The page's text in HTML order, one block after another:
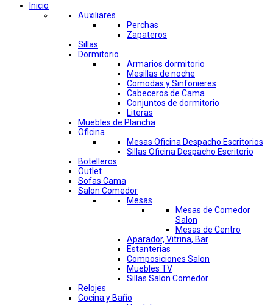
Inicio
Auxiliares
Perchas
Zapateros
Sillas
Dormitorio
Armarios dormitorio
Mesillas de noche
Comodas y Sinfonieres
Cabeceros de Cama
Conjuntos de dormitorio
Literas
Muebles de Plancha
Oficina
Mesas Oficina Despacho Escritorios
Sillas Oficina Despacho Escritorio
Botelleros
Outlet
Sofas Cama
Salon Comedor
Mesas
Mesas de Comedor
Salon
Mesas de Centro
Aparador, Vitrina, Bar
Estanterias
Composiciones Salon
Muebles TV
Sillas Salon Comedor
Relojes
Cocina y Baño